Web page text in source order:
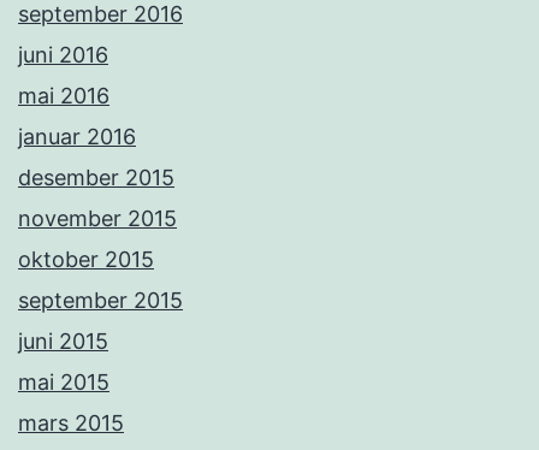
september 2016
juni 2016
mai 2016
januar 2016
desember 2015
november 2015
oktober 2015
september 2015
juni 2015
mai 2015
mars 2015